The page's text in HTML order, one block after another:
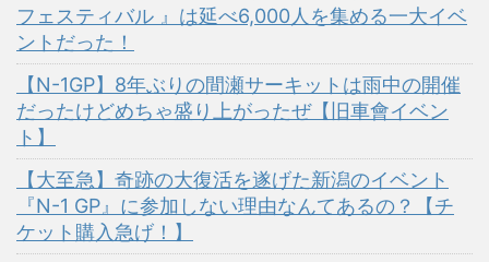
フェスティバル 』は延べ6,000人を集める一大イベ
ントだった！
【N-1GP】8年ぶりの間瀬サーキットは雨中の開催
だったけどめちゃ盛り上がったぜ【旧車會イベン
ト】
【大至急】奇跡の大復活を遂げた新潟のイベント
『N-1 GP』に参加しない理由なんてあるの？【チ
ケット購入急げ！】